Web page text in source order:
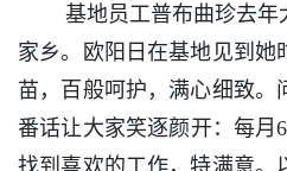
基地员工普布曲珍去年
家乡。欧阳日在基地见到她
苗，百般呵护，满心细致。
番话让大家笑逐颜开：每月